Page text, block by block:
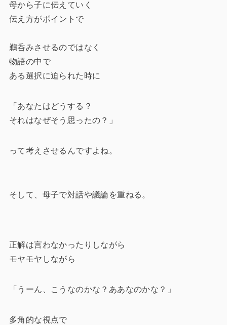
母から子に伝えていく
伝え方がポイント で
鵜呑みさせるのではなく
物語の中で
ある選択に迫られた時に
「 あなたはどうする？
それはなぜそう思ったの？
」
って考えさせるんですよね。
そして、母子で対話や議論を重ねる。
正解は言わなかったりしながら
モヤモヤしながら
「うーん、こうなのかな？ああなのかな？」
多角的な視点で